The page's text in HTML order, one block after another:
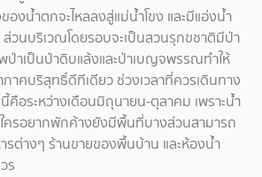
องน้ำตกจะไหลลงสู่แม่น้ำโขง และมีแอ่งน้ำ
ส่วนบริเวณโดยรอบจะเป็นสวนรุกขชาติมีป่า
ป่าเป็นป่าดิบแล้งและป่าเบญจพรรณทำให้
าศบริสุทธิ์ดีทีเดียว ช่วงเวลาที่ควรเดินทาง
คือระหว่างเดือนมิถุนายน-ตุลาคม เพราะน้ำ
ครอยากพักค้างยังมีพื้นที่บางส่วนสามารถ
รต่างๆ ร้านขายของพื้นบ้าน และห้องน้ำ
ร